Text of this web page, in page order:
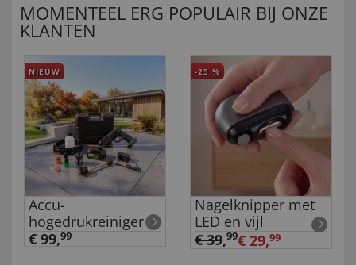
MOMENTEEL ERG POPULAIR BIJ ONZE
KLANTEN
NIEUW
Accu-
hogedrukreiniger
€ 99,99
-25 %
Nagelknipper met
LED en vijl
€ 39,99€ 29,99